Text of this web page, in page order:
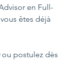
en Full-
êtes déjà
ou postulez dès